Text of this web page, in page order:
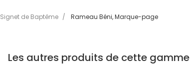
Signet de Baptême / Rameau Béni, Marque-page
Les autres produits de cette gamme